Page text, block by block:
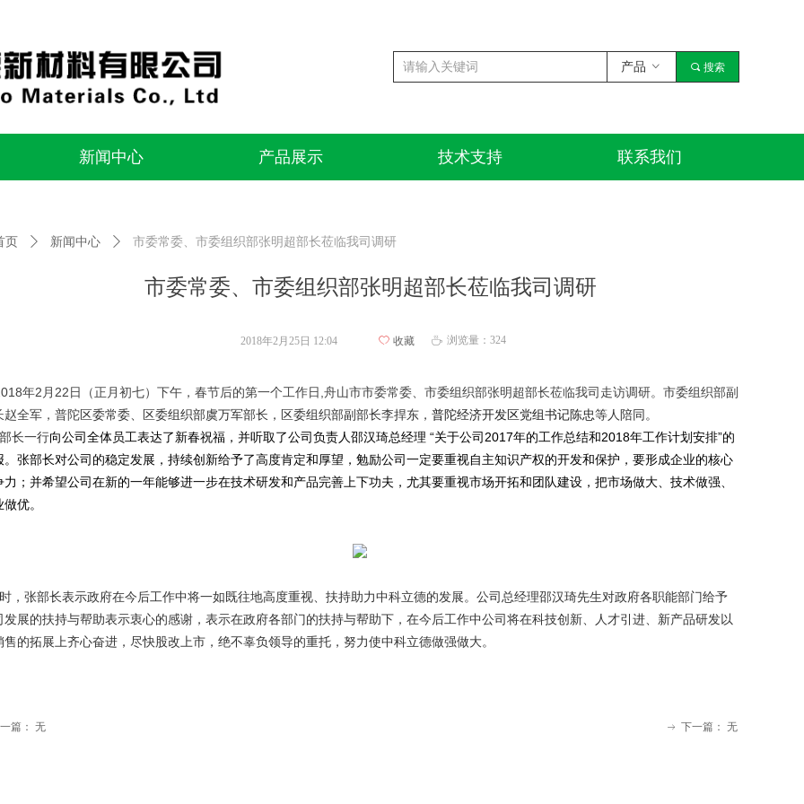
끠 搜索
产品 ꀁ
新闻中心 产品展示 技术支持 联系我们
市委常委、市委组织部张明超部长莅临我司调研
页 ꄲ 新闻中心 ꄲ 市委常委、市委组织部张明超部长莅临我司调研
年2月22日（正月初七）下午，春节后的第一个工作日,舟山市市委常委、市委组织部张明超部长莅临我司走访调研。市委组织部副
赵全军，普陀区委常委、区委组织部虞万军部长，区委组织部副部长李捍东， 普陀经济开发区党组书记陈忠等人陪同。
长一行向公司全体员工表达了新春祝福，并听取了公司负责人邵汉琦总经理 “关于公司2017年的工作总结和2018年工作计划安排”的
。张部长对公司的稳定发展，持续创新给予了高度肯定和厚望，勉励公司一定要重视自主知识产权的开发和保护，要形成企业的核心
力；并希望公司在新的一年能够进一步在技术研发和产品完善上下功夫，尤其要重视市场开拓和团队建设，把市场做大、技术做强、
优。
，张部长表示政府在今后工作中将一如既往地高度重视、扶持助力中科立德的发展。公司总经理邵汉琦先生对政府各职能部门给予
发展的扶持与帮助表示衷心的感谢，表示在政府各部门的扶持与帮助下，在今后工作中公司将在科技创新、人才引进、新产品研发以
售的拓展上齐心奋进，尽快股改上市，绝不辜负领导的重托，努力使中科立德做强做大。
2018年2月25日 12:04 ꄘ 浏览量： 324
ꄀ 收藏
篇： 无 ꁹ 下一篇： 无